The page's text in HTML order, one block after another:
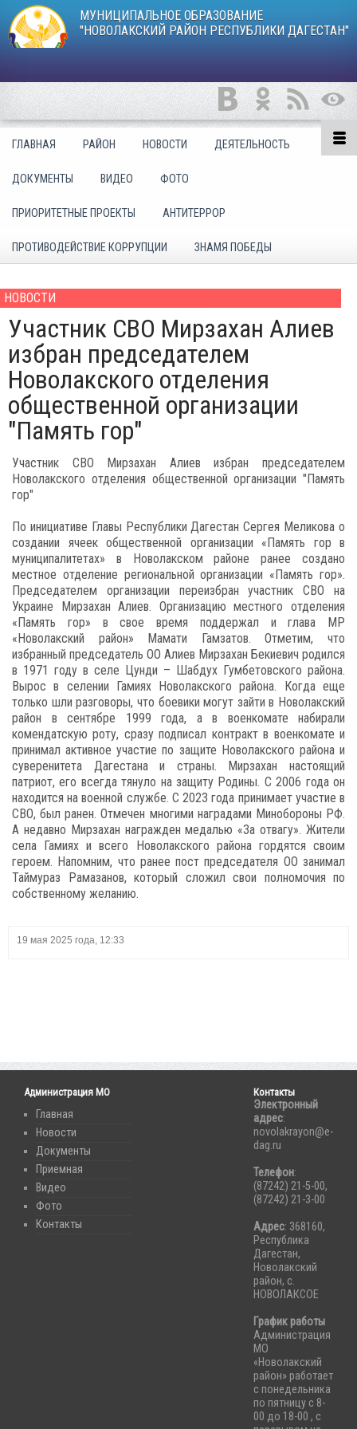
МУНИЦИПАЛЬНОЕ ОБРАЗОВАНИЕ
"НОВОЛАКСКИЙ РАЙОН РЕСПУБЛИКИ ДАГЕСТАН"
ГЛАВНАЯ РАЙОН НОВОСТИ ДЕЯТЕЛЬНОСТЬ
ДОКУМЕНТЫ ВИДЕО ФОТО
ПРИОРИТЕТНЫЕ ПРОЕКТЫ АНТИТЕРРОР
ПРОТИВОДЕЙСТВИЕ КОРРУПЦИИ ЗНАМЯ ПОБЕДЫ
НОВОСТИ
Участник СВО Мирзахан Алиев
избран председателем
Новолакского отделения
общественной организации
"Память гор"
Участник СВО Мирзахан Алиев избран председателем
Новолакского отделения общественной организации "Память
гор"
По инициативе Главы Республики Дагестан Сергея Меликова о
создании ячеек общественной организации «Память гор в
муниципалитетах» в Новолакском районе ранее создано
местное отделение региональной организации «Память гор».
Председателем организации переизбран участник СВО на
Украине Мирзахан Алиев. Организацию местного отделения
«Память гор» в свое время поддержал и глава МР
«Новолакский район» Мамати Гамзатов. Отметим, что
избранный председатель ОО Алиев Мирзахан Бекиевич родился
в 1971 году в селе Цунди – Шабдух Гумбетовского района.
Вырос в селении Гамиях Новолакского района. Когда еще
только шли разговоры, что боевики могут зайти в Новолакский
район в сентябре 1999 года, а в военкомате набирали
комендатскую роту, сразу подписал контракт в военкомате и
принимал активное участие по защите Новолакского района и
суверенитета Дагестана и страны. Мирзахан настоящий
патриот, его всегда тянуло на защиту Родины. С 2006 года он
находится на военной службе. С 2023 года принимает участие в
СВО, был ранен. Отмечен многими наградами Минобороны РФ.
А недавно Мирзахан награжден медалью «За отвагу». Жители
села Гамиях и всего Новолакского района гордятся своим
героем. Напомним, что ранее пост председателя ОО занимал
Таймураз Рамазанов, который сложил свои полномочия по
собственному желанию.
19 мая 2025 года, 12:33
Администрация МО
Главная
Новости
Документы
Приемная
Видео
Фото
Контакты
Контакты
Электронный
адрес:
novolakrayon@e-
dag.ru
Телефон:
(87242) 21-5-00,
(87242) 21-3-00
Адрес: 368160,
Республика
Дагестан,
Новолакский
район, с.
НОВОЛАКСОЕ
График работы
Администрация
МО
«Новолакский
район» работает
с понедельника
по пятницу с 8-
00 до 18-00 , с